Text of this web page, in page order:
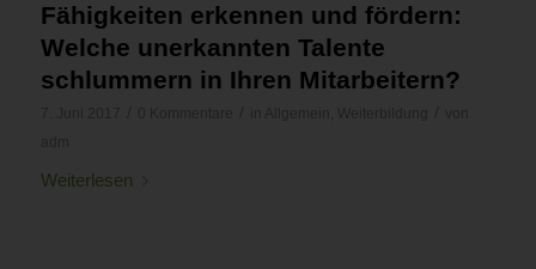
Fähigkeiten erkennen und fördern:
Welche unerkannten Talente
schlummern in Ihren Mitarbeitern?
Weiterlesen